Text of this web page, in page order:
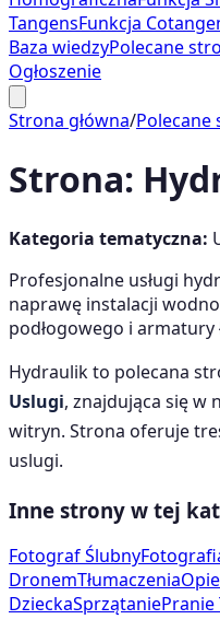
TangensFunkcja
Baza wiedzyPolecane
Ogłoszenie
Strona główna/Polecane
Strona:
Kategoria tematyczna:
Profesjonalne usługi
naprawę instalacji
podłogowego i armatury
Hydraulikto polecana
Uslugi, znajdująca się w
witryn. Strona oferuje
uslugi.
Inne strony w tej
Fotograf Ślubny
DronemTłumaczenia
DzieckaSprzątaniePranie